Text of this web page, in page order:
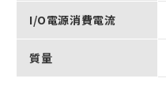
I/O電源消費電流
質量